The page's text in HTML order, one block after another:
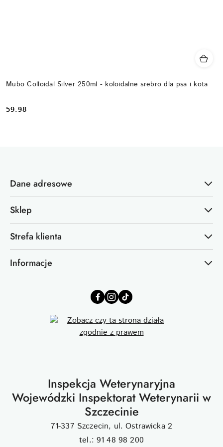
Mubo Colloidal Silver 250ml - koloidalne srebro dla psa i kota
Cena:
59.98
Dane adresowe
Sklep
Strefa klienta
Informacje
Inspekcja Weterynaryjna
Wojewódzki Inspektorat Weterynarii w
Szczecinie
71-337 Szczecin, ul. Ostrawicka 2
tel.: 91 48 98 200